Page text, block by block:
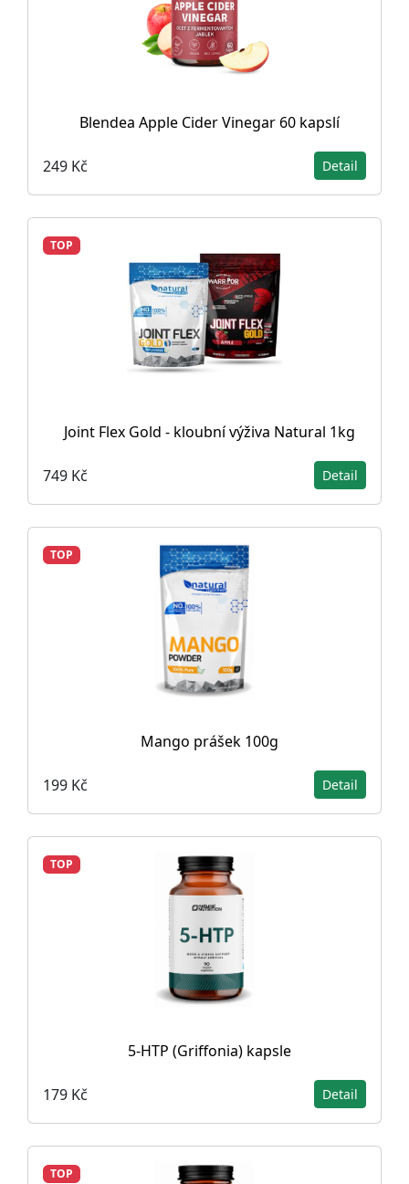
Blendea Apple Cider Vinegar 60 kapslí
249 Kč Detail
TOP
Joint Flex Gold - kloubní výživa Natural 1kg
749 Kč Detail
TOP
Mango prášek 100g
199 Kč Detail
TOP
5-HTP (Griffonia) kapsle
179 Kč Detail
TOP